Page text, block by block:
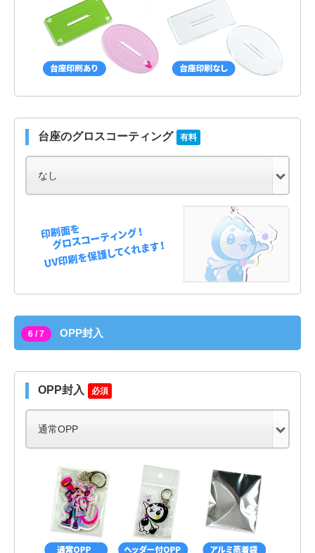
台座のグロスコーティング 有料
6 / 7 OPP封入
OPP封入 必須